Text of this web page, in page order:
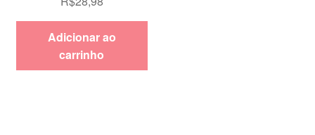
Adicionar ao
carrinho